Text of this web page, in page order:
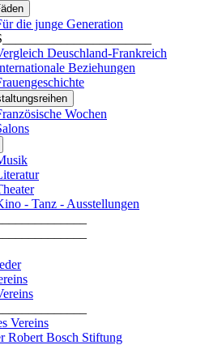
die junge Generation
Deuschland-Frankreich
Beziehungen
Wochen
- Tanz - Ausstellungen
Vereins
Robert Bosch Stiftung